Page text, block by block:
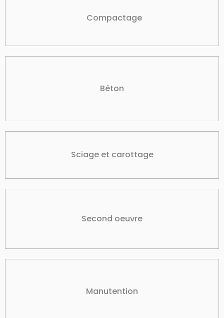
Compactage
Béton
Sciage et carottage
Second oeuvre
Manutention